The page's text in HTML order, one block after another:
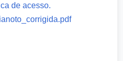
de acesso.